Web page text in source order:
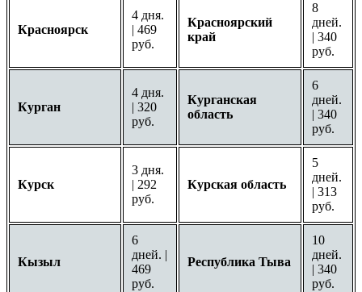
Красноярск
4 дня.
| 469
руб.
Красноярский
край
8
дней.
| 340
руб.
Курган
4 дня.
| 320
руб.
Курганская
область
6
дней.
| 340
руб.
Курск
3 дня.
| 292
руб.
Курская область
5
дней.
| 313
руб.
Кызыл
6
дней. |
469
руб.
Республика Тыва
10
дней.
| 340
руб.